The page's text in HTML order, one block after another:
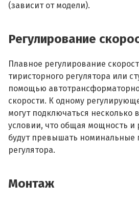
(зависит от модели).
Регулирование
Плавное регулирование
тиристорного регулятора или
помощью
скорости. К одному
могут подключаться несколько
условии, что общая мощность и
будут превышать номинальные
регулятора.
Монтаж